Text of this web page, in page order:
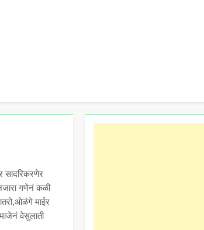
सादरिकरणेर
गणेनं कळी
माईर
वेसुलाती